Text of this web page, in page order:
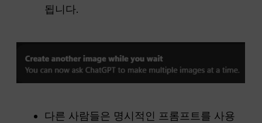
됩니다.
다른 사람들은 명시적인 프롬프트를 사용